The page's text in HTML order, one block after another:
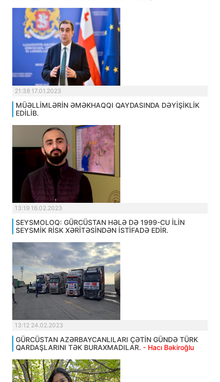
21:38 17.01.2023
MÜƏLLİMLƏRİN ƏMƏKHAQQI QAYDASINDA DƏYİŞİKLİK
EDİLİB.
13:19 16.02.2023
SEYSMOLOQ: GÜRCÜSTAN HƏLƏ DƏ 1999-CU İLİN
SEYSMİK RİSK XƏRİTƏSİNDƏN İSTİFADƏ EDİR.
13:12 24.02.2023
GÜRCÜSTAN AZƏRBAYCANLILARI ÇƏTİN GÜNDƏ TÜRK
QARDAŞLARINI TƏK BURAXMADILAR. - Hacı Bəkiroğlu